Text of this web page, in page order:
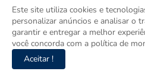
Este site utiliza cookies e
personalizar anúncios e analisar o
garantir e entregar a melhor
você concorda com a política de
Aceitar !